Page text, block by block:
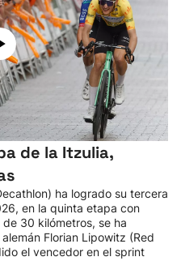
de la Itzulia,
ha logrado su tercera
en la quinta etapa con
30 kilómetros, se ha
Florian Lipowitz (Red
el vencedor en el sprint